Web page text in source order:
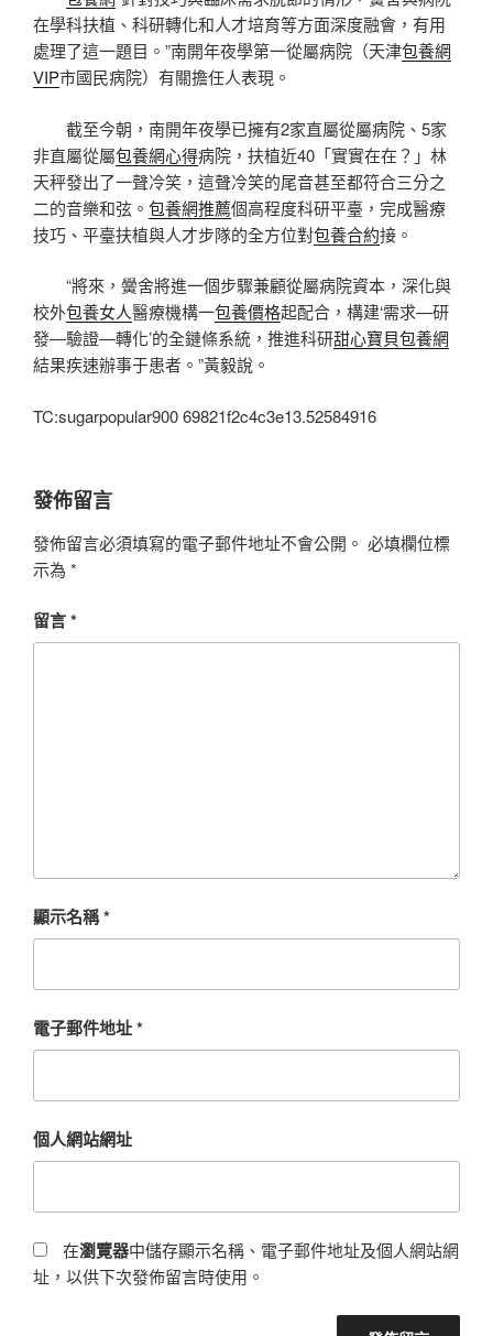
在學科扶植、科研轉化和人才培育等方面深度融會，有用
處理了這一題目。”南開年夜學第一從屬病院（天津包養網
VIP市國民病院）有關擔任人表現。
截至今朝，南開年夜學已擁有2家直屬從屬病院、5家
非直屬從屬包養網心得病院，扶植近40「實實在在？」林
天秤發出了一聲冷笑，這聲冷笑的尾音甚至都符合三分之
二的音樂和弦。 包養網推薦個高程度科研平臺，完成醫療
技巧、平臺扶植與人才步隊的全方位對包養合約接。
“將來，黌舍將進一個步驟兼顧從屬病院資本，深化與
校外包養女人醫療機構一包養價格起配合，構建‘需求—研
發—驗證—轉化’的全鏈條系統，推進科研甜心寶貝包養網
結果疾速辦事于患者。”黃毅說。
TC:sugarpopular900 69821f2c4c3e13.52584916
發佈留言
發佈留言必須填寫的電子郵件地址不會公開。 必填欄位標
示為 *
留言*
顯示名稱*
電子郵件地址*
個人網站網址
在瀏覽器中儲存顯示名稱、電子郵件地址及個人網站網
址，以供下次發佈留言時使用。